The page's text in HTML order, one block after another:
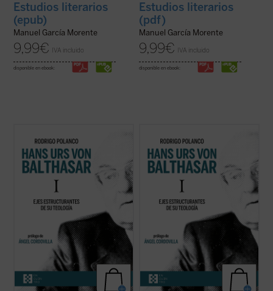
Estudios literarios
(epub)
Manuel García Morente
9,99€ IVA incluido
disponible en ebook:
Estudios literarios
(pdf)
Manuel García Morente
9,99€ IVA incluido
disponible en ebook:
pensamiento teológico de von Balthasar a
partir de suTrilogía (Gloria, Teodramática
Teológica),considerada su obra cumbre
y que recoge en buena medida su
producción anterior. Se ...(ver ficha)
pensamiento teológico de von Balthasar a
partir de suTrilogía (Gloria, Teodramática
Teológica),considerada su obra cumbre
y que recoge en buena medida su
producción anterior. Se ...(ver ficha)